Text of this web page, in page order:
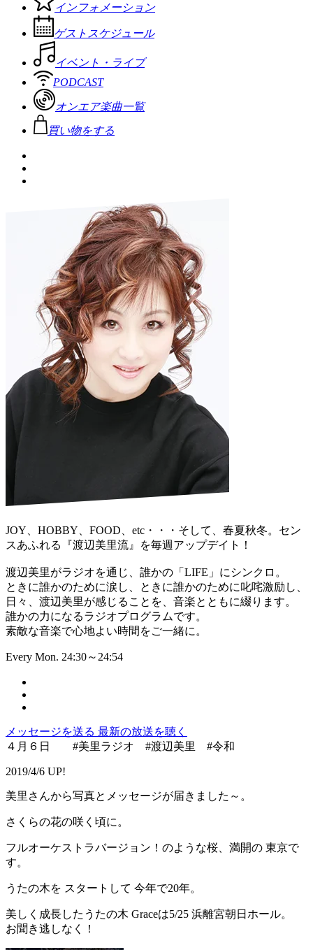
インフォメーション
ゲストスケジュール
イベント・ライブ
PODCAST
オンエア楽曲一覧
買い物をする
JOY、HOBBY、FOOD、etc・・・そして、春夏秋冬。セン
スあふれる『渡辺美里流』を毎週アップデイト！
渡辺美里がラジオを通じ、誰かの「LIFE」にシンクロ。
ときに誰かのために涙し、ときに誰かのために叱咤激励し、
日々、渡辺美里が感じることを、音楽とともに綴ります。
誰かの力になるラジオプログラムです。
素敵な音楽で心地よい時間をご一緒に。
Every Mon. 24:30～24:54
メッセージを送る 最新の放送を聴く
４月６日 #美里ラジオ #渡辺美里 #令和
2019/4/6 UP!
美里さんから写真とメッセージが届きました～。
さくらの花の咲く頃に。
フルオーケストラバージョン！のような桜、満開の 東京で
す。
うたの木を スタートして 今年で20年。
美しく成長したうたの木 Graceは5/25 浜離宮朝日ホール。
お聞き逃しなく！